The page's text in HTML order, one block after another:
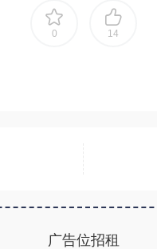
0 14
广告位招租